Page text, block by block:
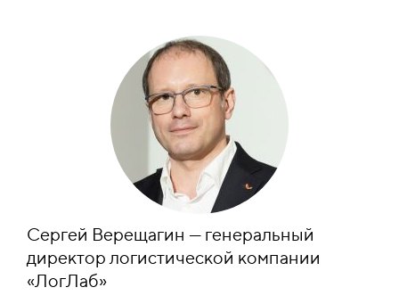
Сергей Верещагин — генеральный
директор логистической компании
«ЛогЛаб»